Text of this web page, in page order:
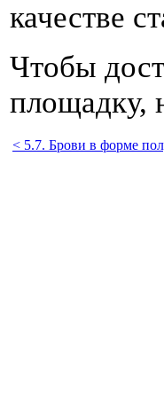
качестве
Чтобы
площадку,
< 5.7. Брови в форме